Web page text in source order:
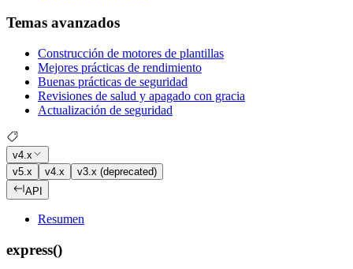
Temas avanzados
Construcción de motores de plantillas
Mejores prácticas de rendimiento
Buenas prácticas de seguridad
Revisiones de salud y apagado con gracia
Actualización de seguridad
v4.x
v5.x
v4.x
v3.x (deprecated)
API
Resumen
express()